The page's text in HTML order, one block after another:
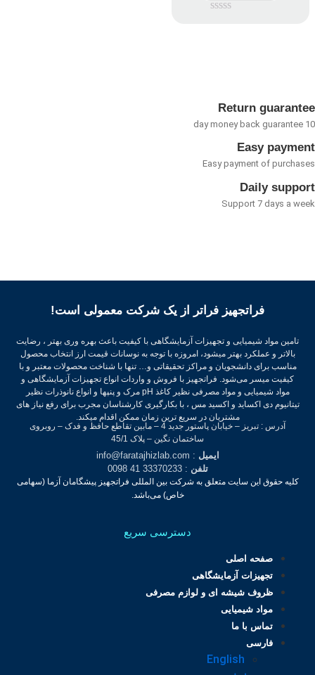
Return
Easy
Easy payment of
Daily
Support 7 days a
فراتجهیز فراتر از یک شرکت معمولی است!
تامین مواد شیمیایی و تجهیزات آزمایشگاهی با کیفیت باعث بهره وری بهتر ، رضایت
بالاتر و عملکرد بهتر میشود، امروزه با توجه به نوسانات قیمت ارز انتخاب محصول
مناسب برای دانشجویان و مراکز تحقیقاتی و… تنها با شناخت محصولات معتبر و با
کیفیت میسر می‌شود.فراتجهیز با فروش و واردات انواع تجهیزات آزمایشگاهی و
مواد شیمیایی و مواد مصرفی نظیر کاغذ pH مرک و پنپها و انواع نانوذرات نظیر
تیتانیوم دی اکساید و اکسید مس ، با بکارگیری کارشناسان مجرب برای رفع نیاز های
مشتریان در سریع ترین زمان ممکن اقدام میکند.
آدرس : تبریز – خیابان پاستور جدید 4 – مابین تقاطع حافظ و فدک – روبروی
ساختمان نگین – پلاک 45/1
ایمیل: info@faratajhizlab.com
تلفن: 33370233 41 0098
کلیه حقوق این سایت متعلق به شرکت بین المللی فراتجهیز پیشگامان آزما (سهامی
خاص) می‌باشد.
دسترسی سریع
صفحه اصلی
تجهیزات آزمایشگاهی
ظروف شیشه ای و لوازم مصرفی
مواد شیمیایی
تماس با ما
فارسی
English